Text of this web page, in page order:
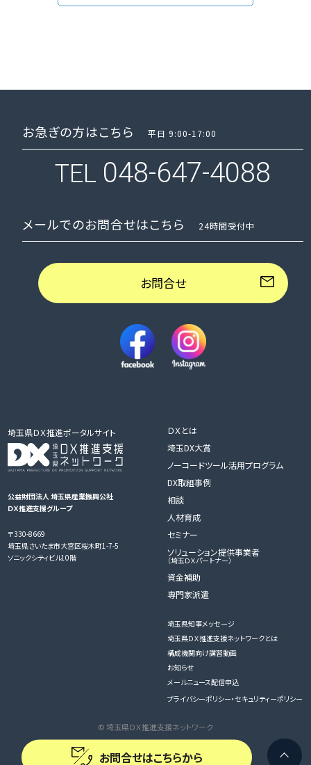
お問合せはこちらから
お急ぎの方はこちら 平日 9:00-17:00
TEL 048-647-4088
メールでのお問合せはこちら 24時間受付中
お問合せ
埼玉県ＤＸ推進ポータルサイト
公益財団法人 埼玉県産業振興公社
ＤＸ推進支援グループ
〒330-8669
埼玉県さいたま市大宮区桜木町1-7-5
ソニックシティビル10階
© 埼玉県ＤＸ推進支援ネットワーク
ＤＸとは
埼玉DX大賞
ノーコードツール活用プログラム
DX取組事例
相談
人材育成
セミナー
ソリューション提供事業者
（埼玉ＤＸパートナー）
資金補助
専門家派遣
埼玉県知事メッセージ
埼玉県ＤＸ推進支援ネットワークとは
構成機関向け講習動画
お知らせ
メールニュース配信申込
プライバシーポリシー・セキュリティーポリシー